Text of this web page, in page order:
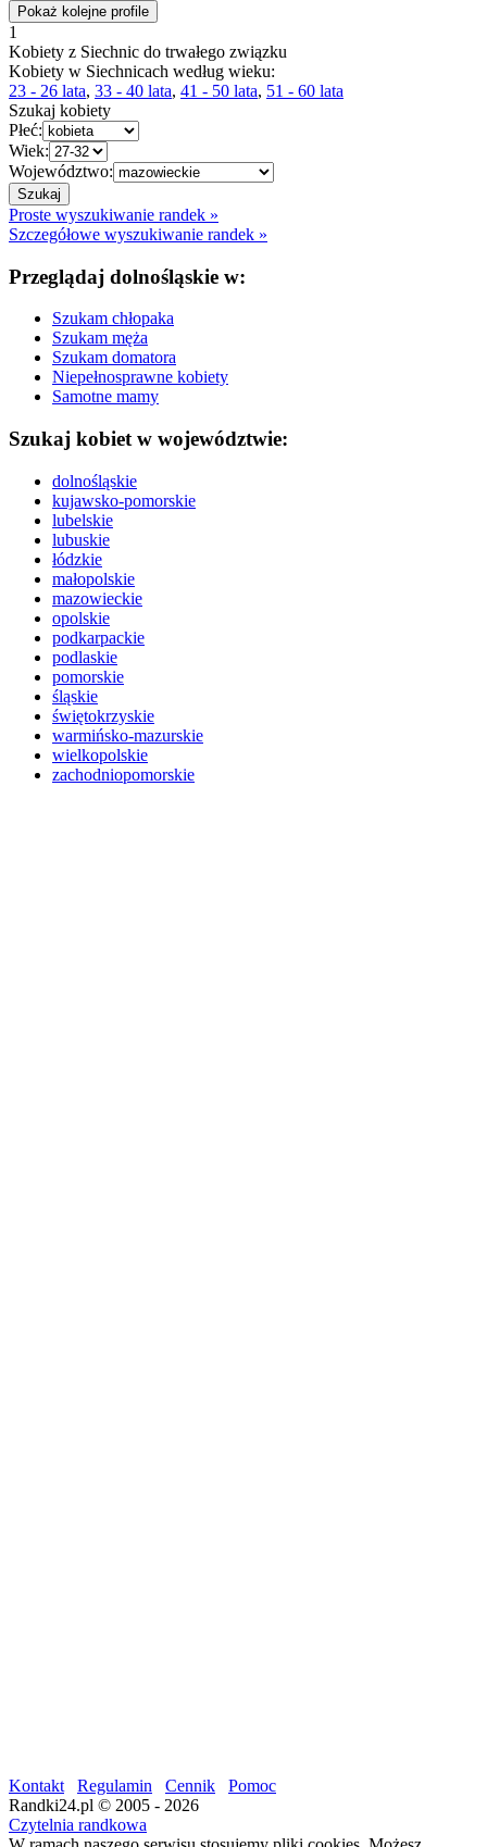
Pokaż kolejne profile
1
Kobiety z Siechnic do trwałego związku
Kobiety w Siechnicach według wieku:
23 - 26 lata, 33 - 40 lata, 41 - 50 lata, 51 - 60 lata
Szukaj kobiety
Płeć:
Wiek:
Województwo:
Proste wyszukiwanie randek »
Szczegółowe wyszukiwanie randek »
Przeglądaj dolnośląskie w:
Szukam chłopaka
Szukam męża
Szukam domatora
Niepełnosprawne kobiety
Samotne mamy
Szukaj kobiet w województwie:
dolnośląskie
kujawsko-pomorskie
lubelskie
lubuskie
łódzkie
małopolskie
mazowieckie
opolskie
podkarpackie
podlaskie
pomorskie
śląskie
świętokrzyskie
warmińsko-mazurskie
wielkopolskie
zachodniopomorskie
Kontakt Regulamin Cennik
Pomoc
Randki24.pl © 2005 - 2026
Czytelnia randkowa